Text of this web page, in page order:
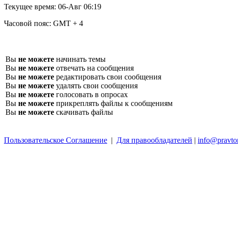
Текущее время: 06-Авг 06:19
Часовой пояс: GMT + 4
Вы не можете начинать темы
Вы не можете отвечать на сообщения
Вы не можете редактировать свои сообщения
Вы не можете удалять свои сообщения
Вы не можете голосовать в опросах
Вы не можете прикреплять файлы к сообщениям
Вы не можете скачивать файлы
Пользовательское Соглашение | Для правообладателей |